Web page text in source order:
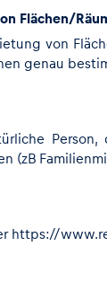
Flächen/
von
genau
(zB
https://